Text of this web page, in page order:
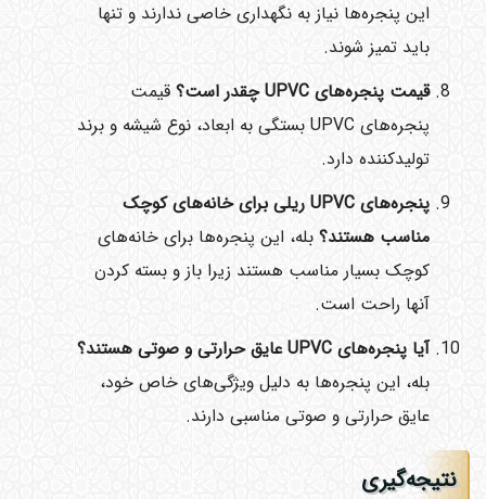
این پنجره‌ها نیاز به نگهداری خاصی ندارند و تنها
باید تمیز شوند.
قیمت پنجره‌هایUPVC چقدر است؟قیمت
پنجره‌های UPVC بستگی به ابعاد، نوع شیشه و برند
تولیدکننده دارد.
پنجره‌هایUPVC
ریلی برای خانه‌های کوچک
مناسب هستند؟بله، این پنجره‌ها برای خانه‌های
کوچک بسیار مناسب هستند زیرا باز و بسته کردن
آنها راحت است.
آیا پنجره‌هایUPVC
عایق حرارتی و صوتی هستند؟
بله، این پنجره‌ها به دلیل ویژگی‌های خاص خود،
عایق حرارتی و صوتی مناسبی دارند.
نتیجه‌گیری